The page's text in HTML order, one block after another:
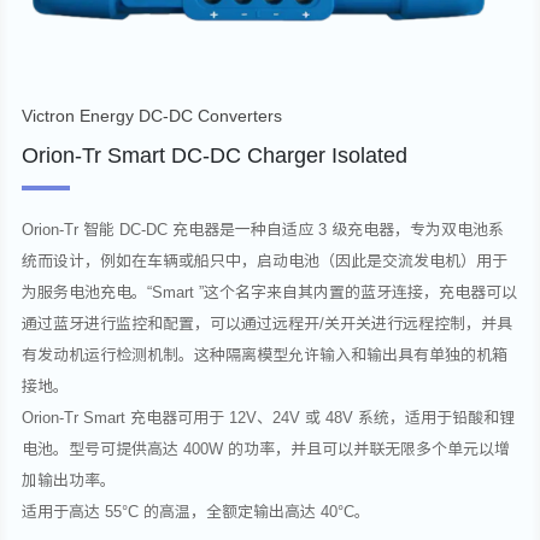
Victron Energy DC-DC Converters
Orion-Tr Smart DC-DC Charger Isolated
Orion-Tr 智能 DC-DC 充电器是一种自适应 3 级充电器，专为双电池系
统而设计，例如在车辆或船只中，启动电池（因此是交流发电机）用于
为服务电池充电。“Smart ”这个名字来自其内置的蓝牙连接，充电器可以
通过蓝牙进行监控和配置，可以通过远程开/关开关进行远程控制，并具
有发动机运行检测机制。这种隔离模型允许输入和输出具有单独的机箱
接地。
Orion-Tr Smart 充电器可用于 12V、24V 或 48V 系统，适用于铅酸和锂
电池。型号可提供高达 400W 的功率，并且可以并联无限多个单元以增
加输出功率。
适用于高达 55°C 的高温，全额定输出高达 40°C。